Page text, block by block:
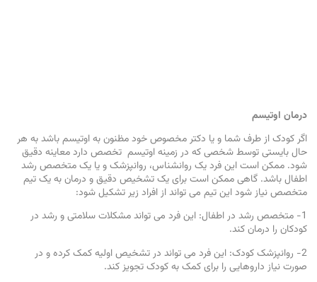
درمان اوتیسم
اگر کودک از طرف شما و یا دکتر مخصوص خود مظنون به اوتیسم باشد به هر
حال بایستی توسط شخصی که در زمینه اوتیسم تخصص دارد معاینه دقیق
شود. ممکن است این فرد یک روانشناس، روانپزشک و یا یک متخصص رشد
اطفال باشد. گاهی ممکن است برای یک تشخیص دقیق و درمان به یک تیم
متخصص نیاز شود این تیم می تواند از افراد زیر تشکیل شود:
1- متخصص رشد در اطفال: این فرد می تواند مشکلات سلامتی و رشد در
کودکان را درمان کند.
2- روانپزشک کودک: این فرد می تواند در تشخیص اولیه کمک کرده و در
صورت نیاز داروهایی را برای کمک به کودک تجویز کند.